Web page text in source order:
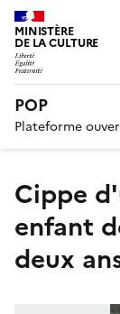
MINISTÈRE
DE LA CULTURE
POP
Plateforme
Cippe d'un
enfant
deux